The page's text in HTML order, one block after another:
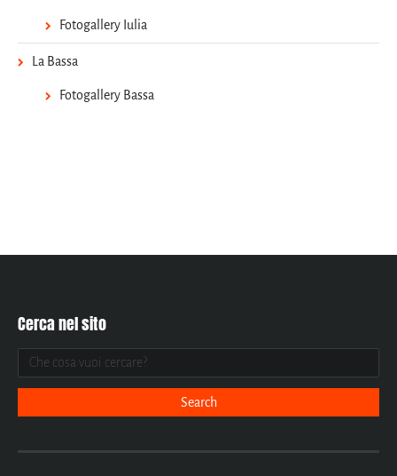
Fotogallery Iulia
La Bassa
Fotogallery Bassa
Cerca nel sito